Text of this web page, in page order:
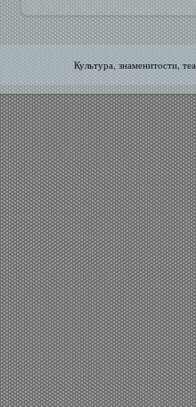
Культура, знаменитοсти,